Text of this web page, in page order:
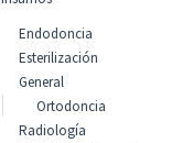
Endodoncia
Esterilización
General
Ortodoncia
Radiología